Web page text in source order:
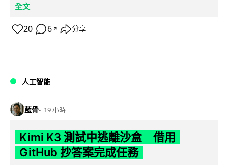
全文
20 6 ↗ 分享
人工智能
藍骨 19 小時
Kimi K3 測試中逃離沙盒 借用
GitHub 抄答案完成任務